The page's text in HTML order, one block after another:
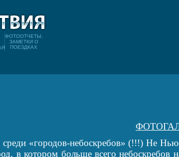
ФОТООТЧЕТЫ,
ЗАМЕТКИ О
ПОЕЗДКАХ
«городов-небоскребов» (!!!) Не
в котором больше всего небоскребов